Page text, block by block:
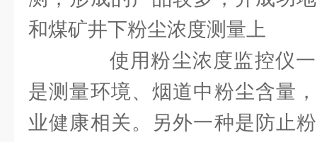
和煤矿井下粉尘浓度测量上
使用粉尘浓度监控仪一
是测量环境、烟道中粉尘含量
业健康相关。另外一种是防止